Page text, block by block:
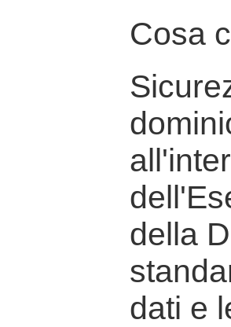
Cosa
della
dati e